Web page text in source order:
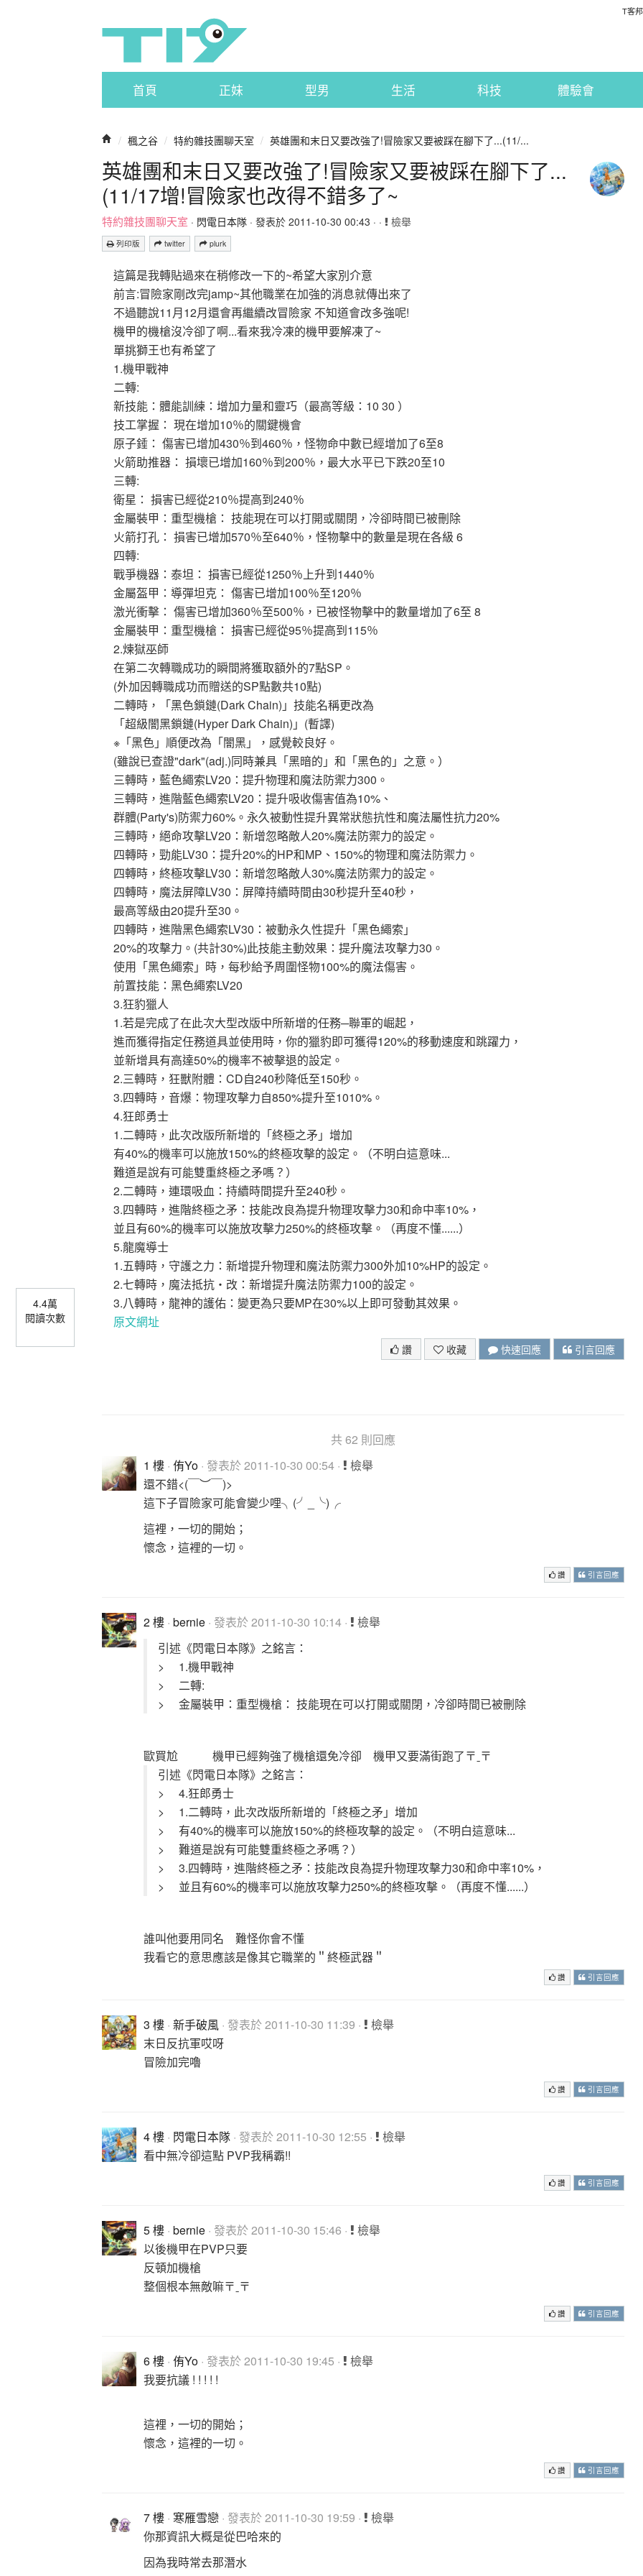
T客邦
首頁 正妹 型男 生活 科技 體驗會
/ 楓之谷 / 特約雜技團聊天室 / 英雄團和末日又要改強了!冒險家又要被踩在腳下了...(11/...
英雄團和末日又要改強了!冒險家又要被踩在腳下了...
(11/17增!冒險家也改得不錯多了~
特約雜技團聊天室 · 閃電日本隊 · 發表於 2011-10-30 00:43 · · 檢舉
列印版 twitter plurk
4.4萬
閱讀次數
這篇是我轉貼過來在稍修改一下的~希望大家別介意
前言:冒險家剛改完jamp~其他職業在加強的消息就傳出來了
不過聽說11月12月還會再繼續改冒險家 不知道會改多強呢!
機甲的機槍沒冷卻了啊...看來我冷凍的機甲要解凍了~
單挑獅王也有希望了
1.機甲戰神
二轉:
新技能：體能訓練：增加力量和靈巧（最高等級：10 30 ）
技工掌握： 現在增加10％的關鍵機會
原子錘： 傷害已增加430％到460％，怪物命中數已經增加了6至8
火箭助推器： 損壞已增加160％到200％，最大水平已下跌20至10
三轉:
衛星： 損害已經從210％提高到240％
金屬裝甲：重型機槍： 技能現在可以打開或關閉，冷卻時間已被刪除
火箭打孔： 損害已增加570％至640％，怪物擊中的數量是現在各級 6
四轉:
戰爭機器：泰坦： 損害已經從1250％上升到1440％
金屬盔甲：導彈坦克： 傷害已增加100％至120％
激光衝擊： 傷害已增加360％至500％，已被怪物擊中的數量增加了6至 8
金屬裝甲：重型機槍： 損害已經從95％提高到115％
2.煉獄巫師
在第二次轉職成功的瞬間將獲取額外的7點SP。
(外加因轉職成功而贈送的SP點數共10點)
二轉時，「黑色鎖鏈(Dark Chain)」技能名稱更改為
「超級闇黑鎖鏈(Hyper Dark Chain)」(暫譯)
※「黑色」順便改為「闇黑」，感覺較良好。
(雖說已查證"dark"(adj.)同時兼具「黑暗的」和「黑色的」之意。）
三轉時，藍色繩索LV20：提升物理和魔法防禦力300。
三轉時，進階藍色繩索LV20：提升吸收傷害值為10%、
群體(Party's)防禦力60%。永久被動性提升異常狀態抗性和魔法屬性抗力20%
三轉時，絕命攻擊LV20：新增忽略敵人20%魔法防禦力的設定。
四轉時，勁能LV30：提升20%的HP和MP、150%的物理和魔法防禦力。
四轉時，終極攻擊LV30：新增忽略敵人30%魔法防禦力的設定。
四轉時，魔法屏障LV30：屏障持續時間由30秒提升至40秒，
最高等級由20提升至30。
四轉時，進階黑色繩索LV30：被動永久性提升「黑色繩索」
20%的攻擊力。(共計30%)此技能主動效果：提升魔法攻擊力30。
使用「黑色繩索」時，每秒給予周圍怪物100%的魔法傷害。
前置技能：黑色繩索LV20
3.狂豹獵人
1.若是完成了在此次大型改版中所新增的任務─聯軍的崛起，
進而獲得指定任務道具並使用時，你的獵豹即可獲得120%的移動速度和跳躍力，
並新增具有高達50%的機率不被擊退的設定。
2.三轉時，狂獸附體：CD自240秒降低至150秒。
3.四轉時，音爆：物理攻擊力自850%提升至1010%。
4.狂郎勇士
1.二轉時，此次改版所新增的「終極之矛」增加
有40%的機率可以施放150%的終極攻擊的設定。（不明白這意味...
難道是說有可能雙重終極之矛嗎？）
2.二轉時，連環吸血：持續時間提升至240秒。
3.四轉時，進階終極之矛：技能改良為提升物理攻擊力30和命中率10%，
並且有60%的機率可以施放攻擊力250%的終極攻擊。（再度不懂......）
5.龍魔導士
1.五轉時，守護之力：新增提升物理和魔法防禦力300外加10%HP的設定。
2.七轉時，魔法抵抗‧改：新增提升魔法防禦力100的設定。
3.八轉時，龍神的護佑：變更為只要MP在30%以上即可發動其效果。
原文網址
讚 收藏 快速回應 引言回應
共 62 則回應
1 樓 · 侑Yo · 發表於 2011-10-30 00:54 ·
檢舉
還不錯<(￣︶￣)>
這下子冒險家可能會變少哩╮(╯_╰)╭
這裡，一切的開始；
懷念，這裡的一切。
讚 引言回應
2 樓 · bernie · 發表於 2011-10-30 10:14 ·
檢舉
引述《閃電日本隊》之銘言：
> 1.機甲戰神
> 二轉:
> 金屬裝甲：重型機槍： 技能現在可以打開或關閉，冷卻時間已被刪除
歐買尬 機甲已經夠強了機槍還免冷卻 機甲又要滿街跑了〒ˍ〒
引述《閃電日本隊》之銘言：
> 4.狂郎勇士
> 1.二轉時，此次改版所新增的「終極之矛」增加
> 有40%的機率可以施放150%的終極攻擊的設定。（不明白這意味...
> 難道是說有可能雙重終極之矛嗎？）
> 3.四轉時，進階終極之矛：技能改良為提升物理攻擊力30和命中率10%，
> 並且有60%的機率可以施放攻擊力250%的終極攻擊。（再度不懂......）
誰叫他要用同名 難怪你會不懂
我看它的意思應該是像其它職業的＂終極武器＂
讚 引言回應
3 樓 · 新手破風 · 發表於 2011-10-30 11:39 ·
檢舉
末日反抗軍哎呀
冒險加完嚕
讚 引言回應
4 樓 · 閃電日本隊 · 發表於 2011-10-30 12:55 ·
檢舉
看中無冷卻這點 PVP我稱霸!!
讚 引言回應
5 樓 · bernie · 發表於 2011-10-30 15:46 ·
檢舉
以後機甲在PVP只要
反頓加機槍
整個根本無敵嘛〒ˍ〒
讚 引言回應
6 樓 · 侑Yo · 發表於 2011-10-30 19:45 ·
檢舉
我要抗議 ! ! ! ! !
這裡，一切的開始；
懷念，這裡的一切。
讚 引言回應
7 樓 · 寒雁雪戀 · 發表於 2011-10-30 19:59 ·
檢舉
你那資訊大概是從巴哈來的
因為我時常去那潛水